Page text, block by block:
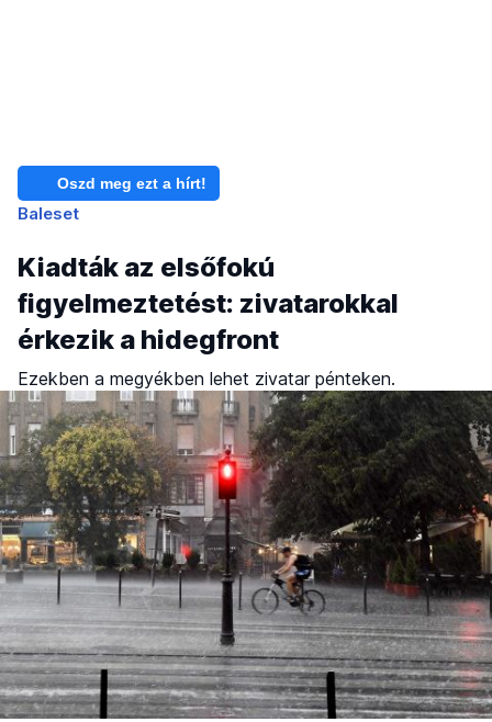
Oszd meg ezt a hírt!
Baleset
Kiadták az elsőfokú
figyelmeztetést: zivatarokkal
érkezik a hidegfront
Ezekben a megyékben lehet zivatar pénteken.